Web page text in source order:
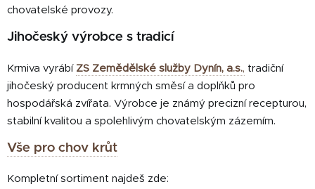
chovatelské provozy.
Jihočeský výrobce s tradicí
Krmiva vyrábí ZS Zemědělské služby Dynín, a.s., tradiční
jihočeský producent krmných směsí a doplňků pro
hospodářská zvířata. Výrobce je známý precizní recepturou,
stabilní kvalitou a spolehlivým chovatelským zázemím.
Vše pro chov krůt
Kompletní sortiment najdeš zde: